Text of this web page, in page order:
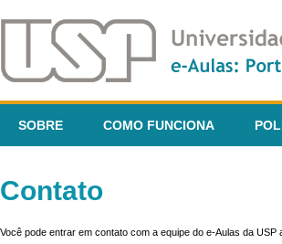
SOBRE COMO FUNCIONA
Contato
Você pode entrar em contato com a equipe do e-Aulas da USP